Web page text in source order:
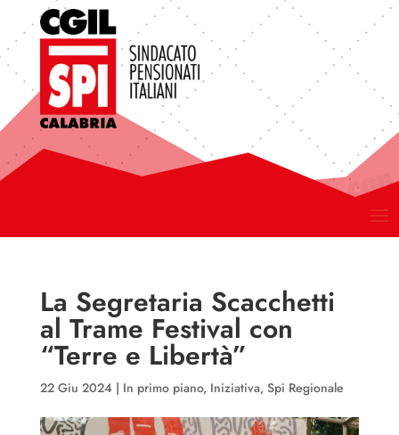
La Segretaria Scacchetti
al Trame Festival con
“Terre e Libertà”
22 Giu 2024| In primo piano, Iniziativa, Spi Regionale